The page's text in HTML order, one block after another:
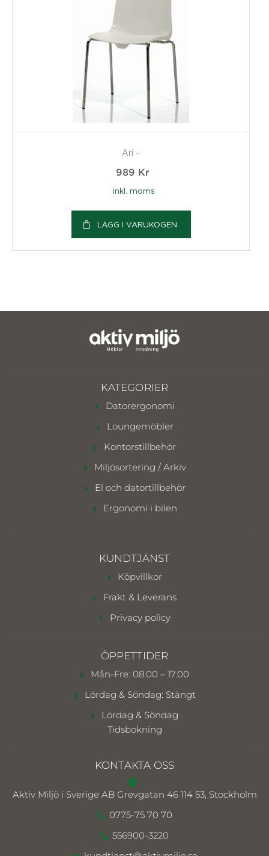
Ari –
989 Kr
inkl. moms
LÄGG I VARUKOGEN
KATEGORIER
Datorergonomi
Loungemöbler
Kontorstillbehör
Miljösortering / Arkiv
El och datortillbehör
Ergonomi i bilen
KUNDTJÄNST
Köpvillkor
Frakt & Leverans
Privacy policy
ÖPPETTIDER
Mån-Fre: 08.00 – 17.00
Lördag & Söndag: Stängt
Lördag & Söndag
Tidsbokning
KONTAKTA OSS
Aktiv Miljö i Sverige AB Grevgatan 46 114 53, Stockholm
0775-75 70 70
556900-3220